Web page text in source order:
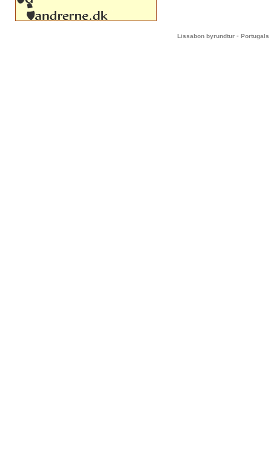
Lissabon byrundtur - Portugals